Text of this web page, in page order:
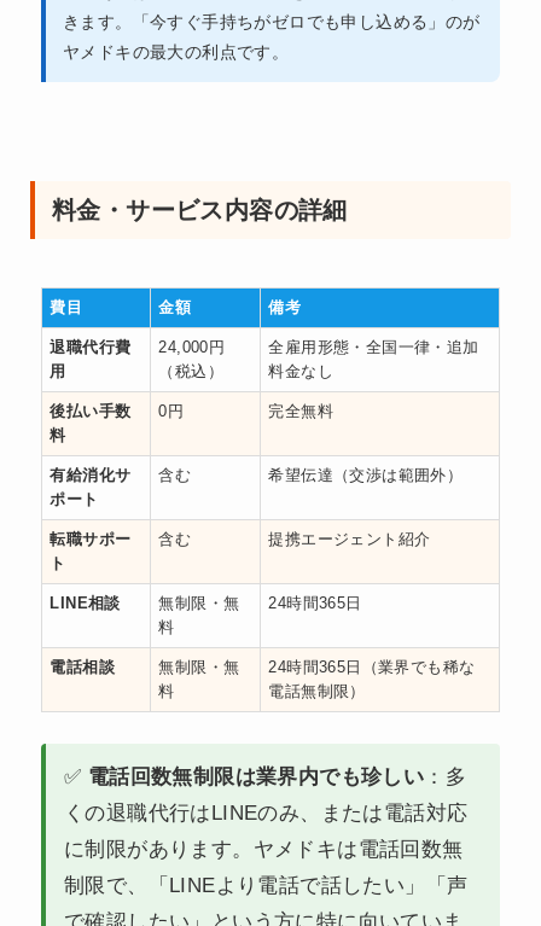
きます。「今すぐ手持ちがゼロでも申し込める」のが
ヤメドキの最大の利点です。
料金・サービス内容の詳細
費目 金額 備考
退職代行費
用
24,000円
（税込）
全雇用形態・全国一律・追加
料金なし
後払い手数
料
0円 完全無料
有給消化サ
ポート
含む 希望伝達（交渉は範囲外）
転職サポー
ト
含む 提携エージェント紹介
LINE相談
無制限・無
料
24時間365日
電話相談
無制限・無
料
24時間365日（業界でも稀な
電話無制限）
✅ 電話回数無制限は業界内でも珍しい ：多
くの退職代行はLINEのみ、または電話対応
に制限があります。ヤメドキは電話回数無
制限で、「LINEより電話で話したい」「声